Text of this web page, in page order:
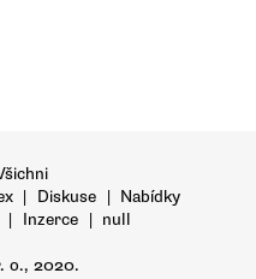
| Diskuse | Nabídky
| Inzerce | null
o., 2020.